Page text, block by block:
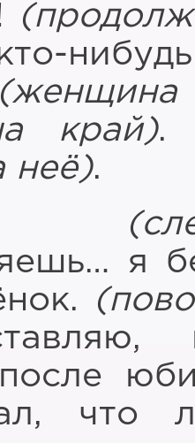
край).
неё).
я
что